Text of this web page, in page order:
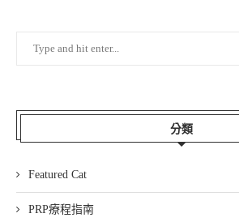
分類
Featured Cat
PRP療程指南